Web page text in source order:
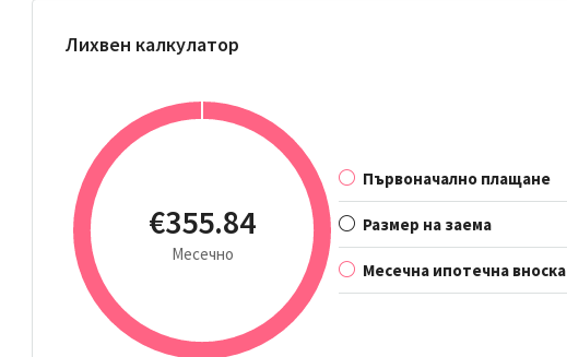
Лихвен калкулатор
€355.84
Месечно
Първоначално плащане
Размер на заема
Месечна ипотечна вноска